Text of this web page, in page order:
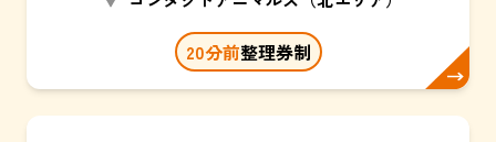
20分前整理券制